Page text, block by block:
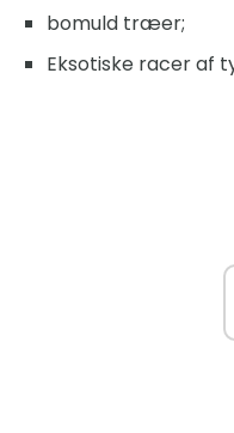
bomuld træer;
Eksotiske racer af